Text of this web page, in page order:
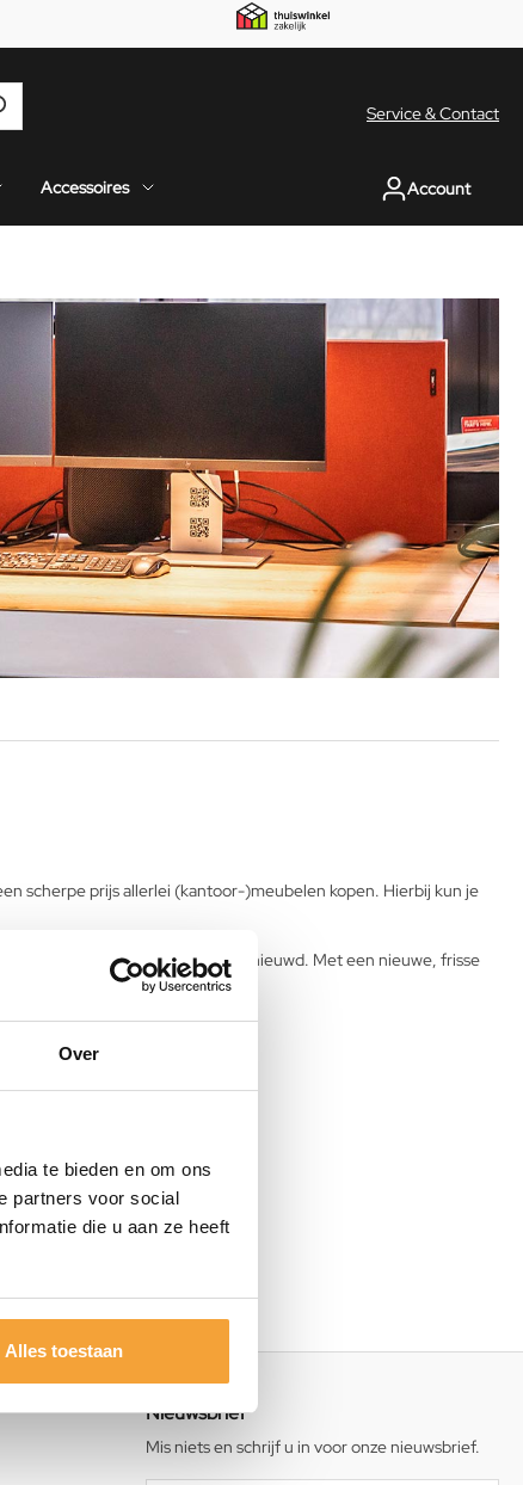
Over
te bieden en om ons
partners voor social
die u aan ze heeft
Alles toestaan
Service & Contact
Accessoires Account
scherpe prijs allerlei (kantoor-)meubelen kopen. Hierbij kun je
2018 is de webshop volledig vernieuwd. Met een nieuwe, frisse
Nieuwsbrief
Mis niets en schrijf u in voor onze nieuwsbrief.